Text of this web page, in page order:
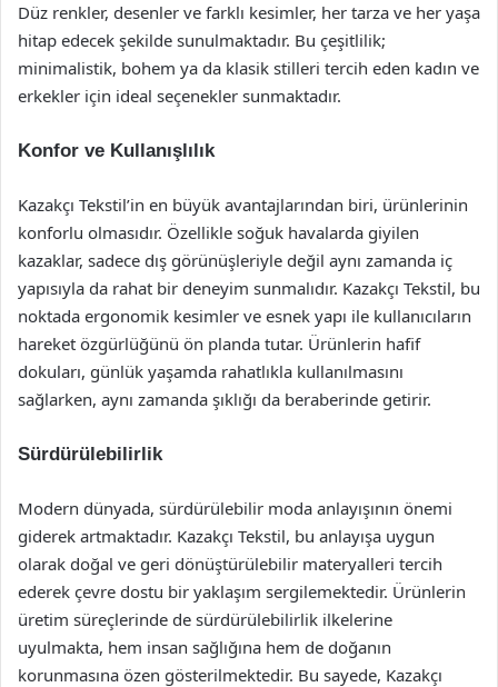
Düz renkler, desenler ve farklı kesimler, her tarza ve her yaşa
hitap edecek şekilde sunulmaktadır. Bu çeşitlilik;
minimalistik, bohem ya da klasik stilleri tercih eden kadın ve
erkekler için ideal seçenekler sunmaktadır.
Konfor ve Kullanışlılık
Kazakçı Tekstil’in en büyük avantajlarından biri, ürünlerinin
konforlu olmasıdır. Özellikle soğuk havalarda giyilen
kazaklar, sadece dış görünüşleriyle değil aynı zamanda iç
yapısıyla da rahat bir deneyim sunmalıdır. Kazakçı Tekstil, bu
noktada ergonomik kesimler ve esnek yapı ile kullanıcıların
hareket özgürlüğünü ön planda tutar. Ürünlerin hafif
dokuları, günlük yaşamda rahatlıkla kullanılmasını
sağlarken, aynı zamanda şıklığı da beraberinde getirir.
Sürdürülebilirlik
Modern dünyada, sürdürülebilir moda anlayışının önemi
giderek artmaktadır. Kazakçı Tekstil, bu anlayışa uygun
olarak doğal ve geri dönüştürülebilir materyalleri tercih
ederek çevre dostu bir yaklaşım sergilemektedir. Ürünlerin
üretim süreçlerinde de sürdürülebilirlik ilkelerine
uyulmakta, hem insan sağlığına hem de doğanın
korunmasına özen gösterilmektedir. Bu sayede, Kazakçı